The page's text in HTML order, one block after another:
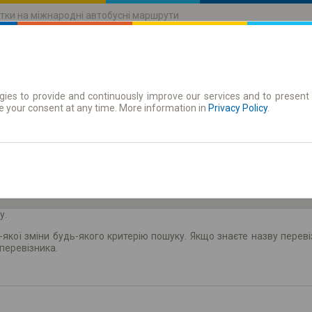
на міжнародні автобусні маршрути
Абонементи
зміни будь-якого критерію пошуку. Якщо знаєте назву
to provide and continuously improve our services and to
your consent at any time. More information in Privacy Policy.